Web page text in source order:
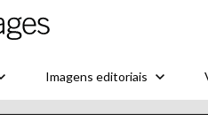
Imagens editoriais